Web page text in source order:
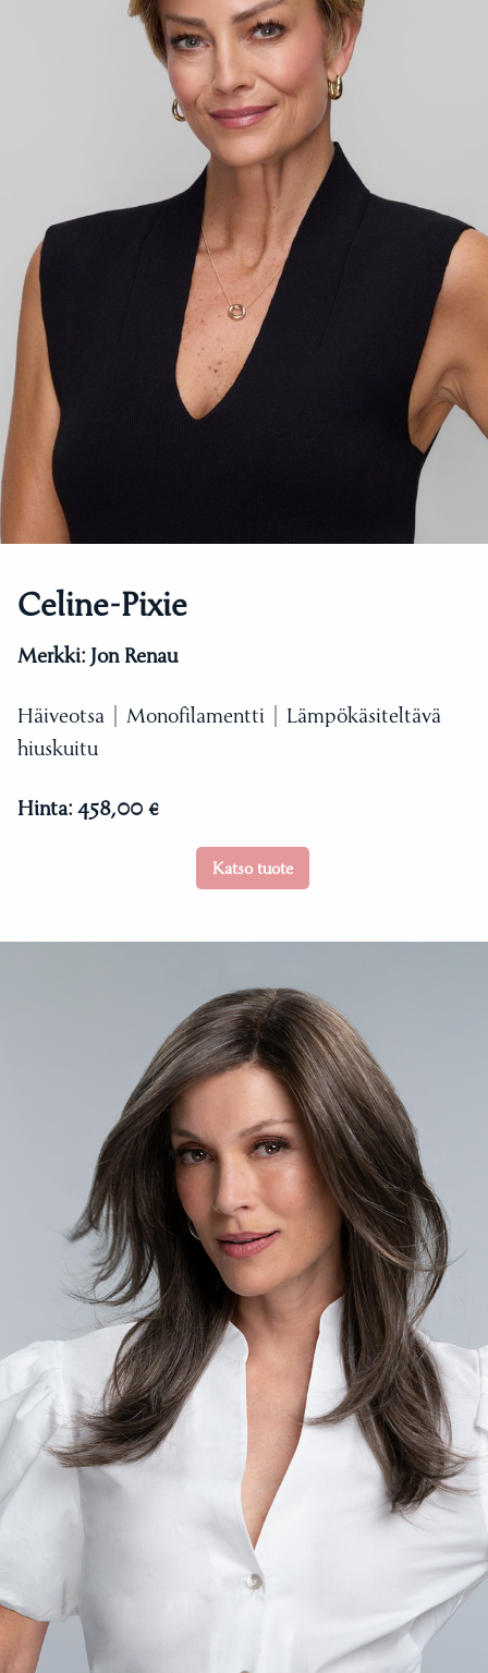
Celine-Pixie
Merkki: Jon Renau
Häiveotsa | Monofilamentti | Lämpökäsiteltävä
hiuskuitu
Hinta: 458,00 €
Katso tuote